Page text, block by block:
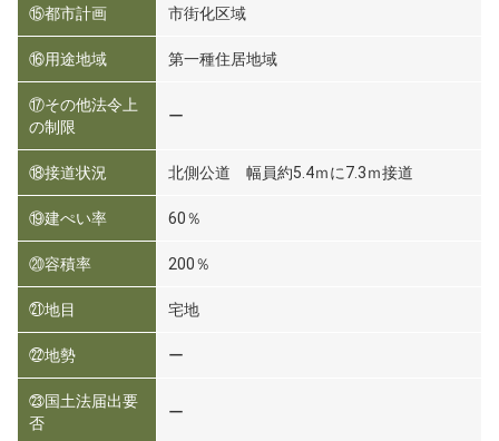
⑮都市計画 市街化区域
⑯用途地域 第一種住居地域
⑰その他法令上
の制限
ー
⑱接道状況 北側公道 幅員約5.4ｍに7.3ｍ接道
⑲建ぺい率 60％
⑳容積率 200％
㉑地目 宅地
㉒地勢 ー
㉓国土法届出要
否
ー